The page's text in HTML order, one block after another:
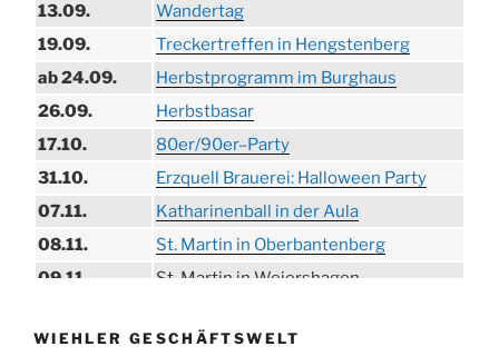
13.09.
Wandertag
19.09.
Treckertreffen in Hengstenberg
ab 24.09.
Herbstprogramm im Burghaus
26.09.
Herbstbasar
17.10.
80er/90er–Party
31.10.
Erzquell Brauerei: Halloween Party
07.11.
Katharinenball in der Aula
08.11.
St. Martin in Oberbantenberg
09.11.
St. Martin in Weiershagen
11.11.
„DÜX“ im Burghaus
WIEHLER GESCHÄFTSWELT